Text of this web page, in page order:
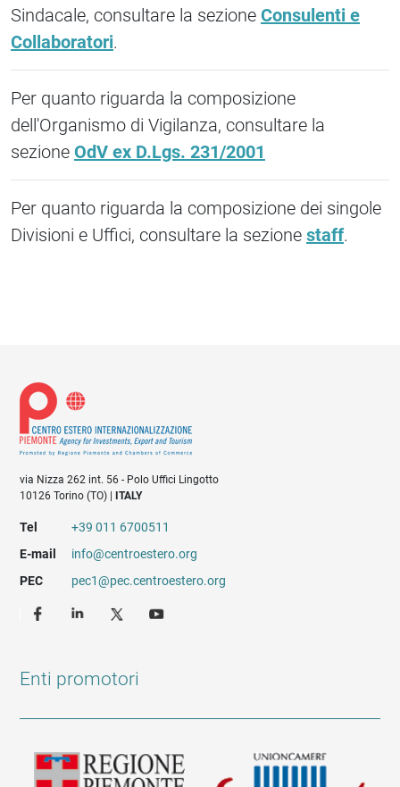
Sindacale, consultare la sezione Consulenti e
Collaboratori.
Per quanto riguarda la composizione
dell'Organismo di Vigilanza, consultare la
sezione OdV ex D.Lgs. 231/2001
Per quanto riguarda la composizione dei singole
Divisioni e Uffici, consultare la sezione staff.
via Nizza 262 int. 56 - Polo Uffici Lingotto
10126 Torino (TO) |
ITALY
Tel
+39 011 6700511
E-mail
info@centroestero.org
PEC
pec1@pec.centroestero.org
Enti promotori